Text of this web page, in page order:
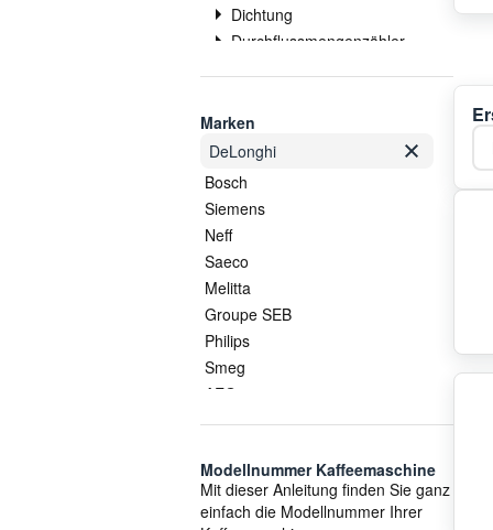
Dichtung
Durchflussmengenzähler
Ersatz Kaffeekanne
Gehäuse
Getriebe
Kaffeebohnen
Kapselbehälter
Kapselhalter
Mahlwerk
Milchbehälter
Milchschaumdüse
Pumpe
Rohr
Schalter
Marken
DeLonghi
Bosch
Siemens
Neff
Saeco
Melitta
Groupe SEB
Philips
Smeg
AEG
COM
Jura
Nivona
Hisense/Gorenje
Modellnummer Kaffeemaschine
Mit dieser Anleitung finden Sie ganz
einfach die Modellnummer Ihrer